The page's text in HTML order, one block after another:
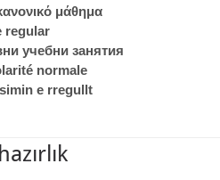
μάθημα
regular
учебни занятия
normale
e rregullt